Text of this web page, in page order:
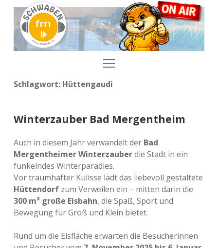
SCHWABEN.fm
SCHWABEN.fm
Mail in die Redaktion
Song einreichen
Menü
facebook
instagram
E-
Mail
einschalten
Menü
Schlagwort: Hüttengaudi
Winterzauber Bad Mergentheim
Auch in diesem Jahr verwandelt der Bad
Mergentheimer Winterzauberdie Stadt in ein
funkelndes Winterparadies.
Vor traumhafter Kulisse lädt das liebevoll gestaltete
Hüttendorf zum Verweilen ein – mitten darin die
300 m² große Eisbahn, die Spaß, Sport und
Bewegung für Groß und Klein bietet.
Rund um die Eisfläche erwarten die Besucherinnen